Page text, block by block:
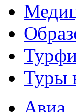
Туры
Авиа